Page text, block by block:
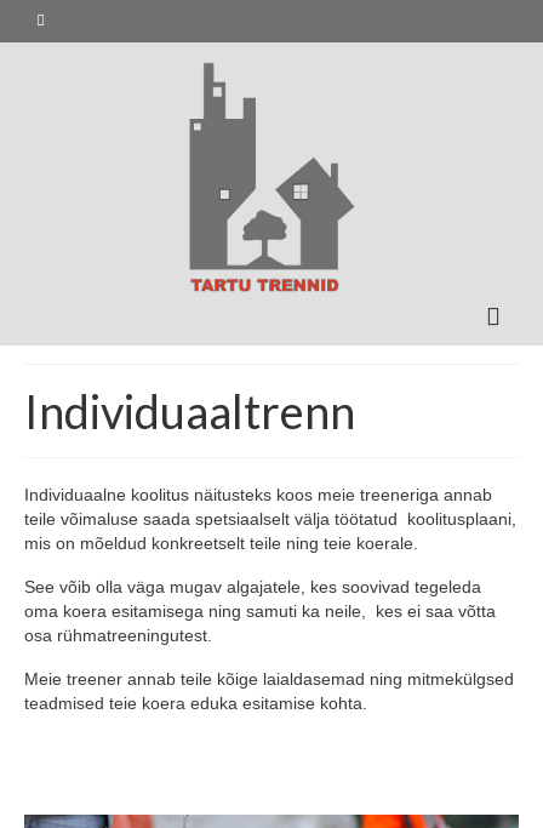
Individuaaltrenn
Individuaalne koolitus näitusteks koos meie treeneriga annab
teile võimaluse saada spetsiaalselt välja töötatud koolitusplaani,
mis on mõeldud konkreetselt teile ning teie koerale.
See võib olla väga mugav algajatele, kes soovivad tegeleda
oma koera esitamisega ning samuti ka neile, kes ei saa võtta
osa rühmatreeningutest.
Meie treener annab teile kõige laialdasemad ning mitmekülgsed
teadmised teie koera eduka esitamise kohta.